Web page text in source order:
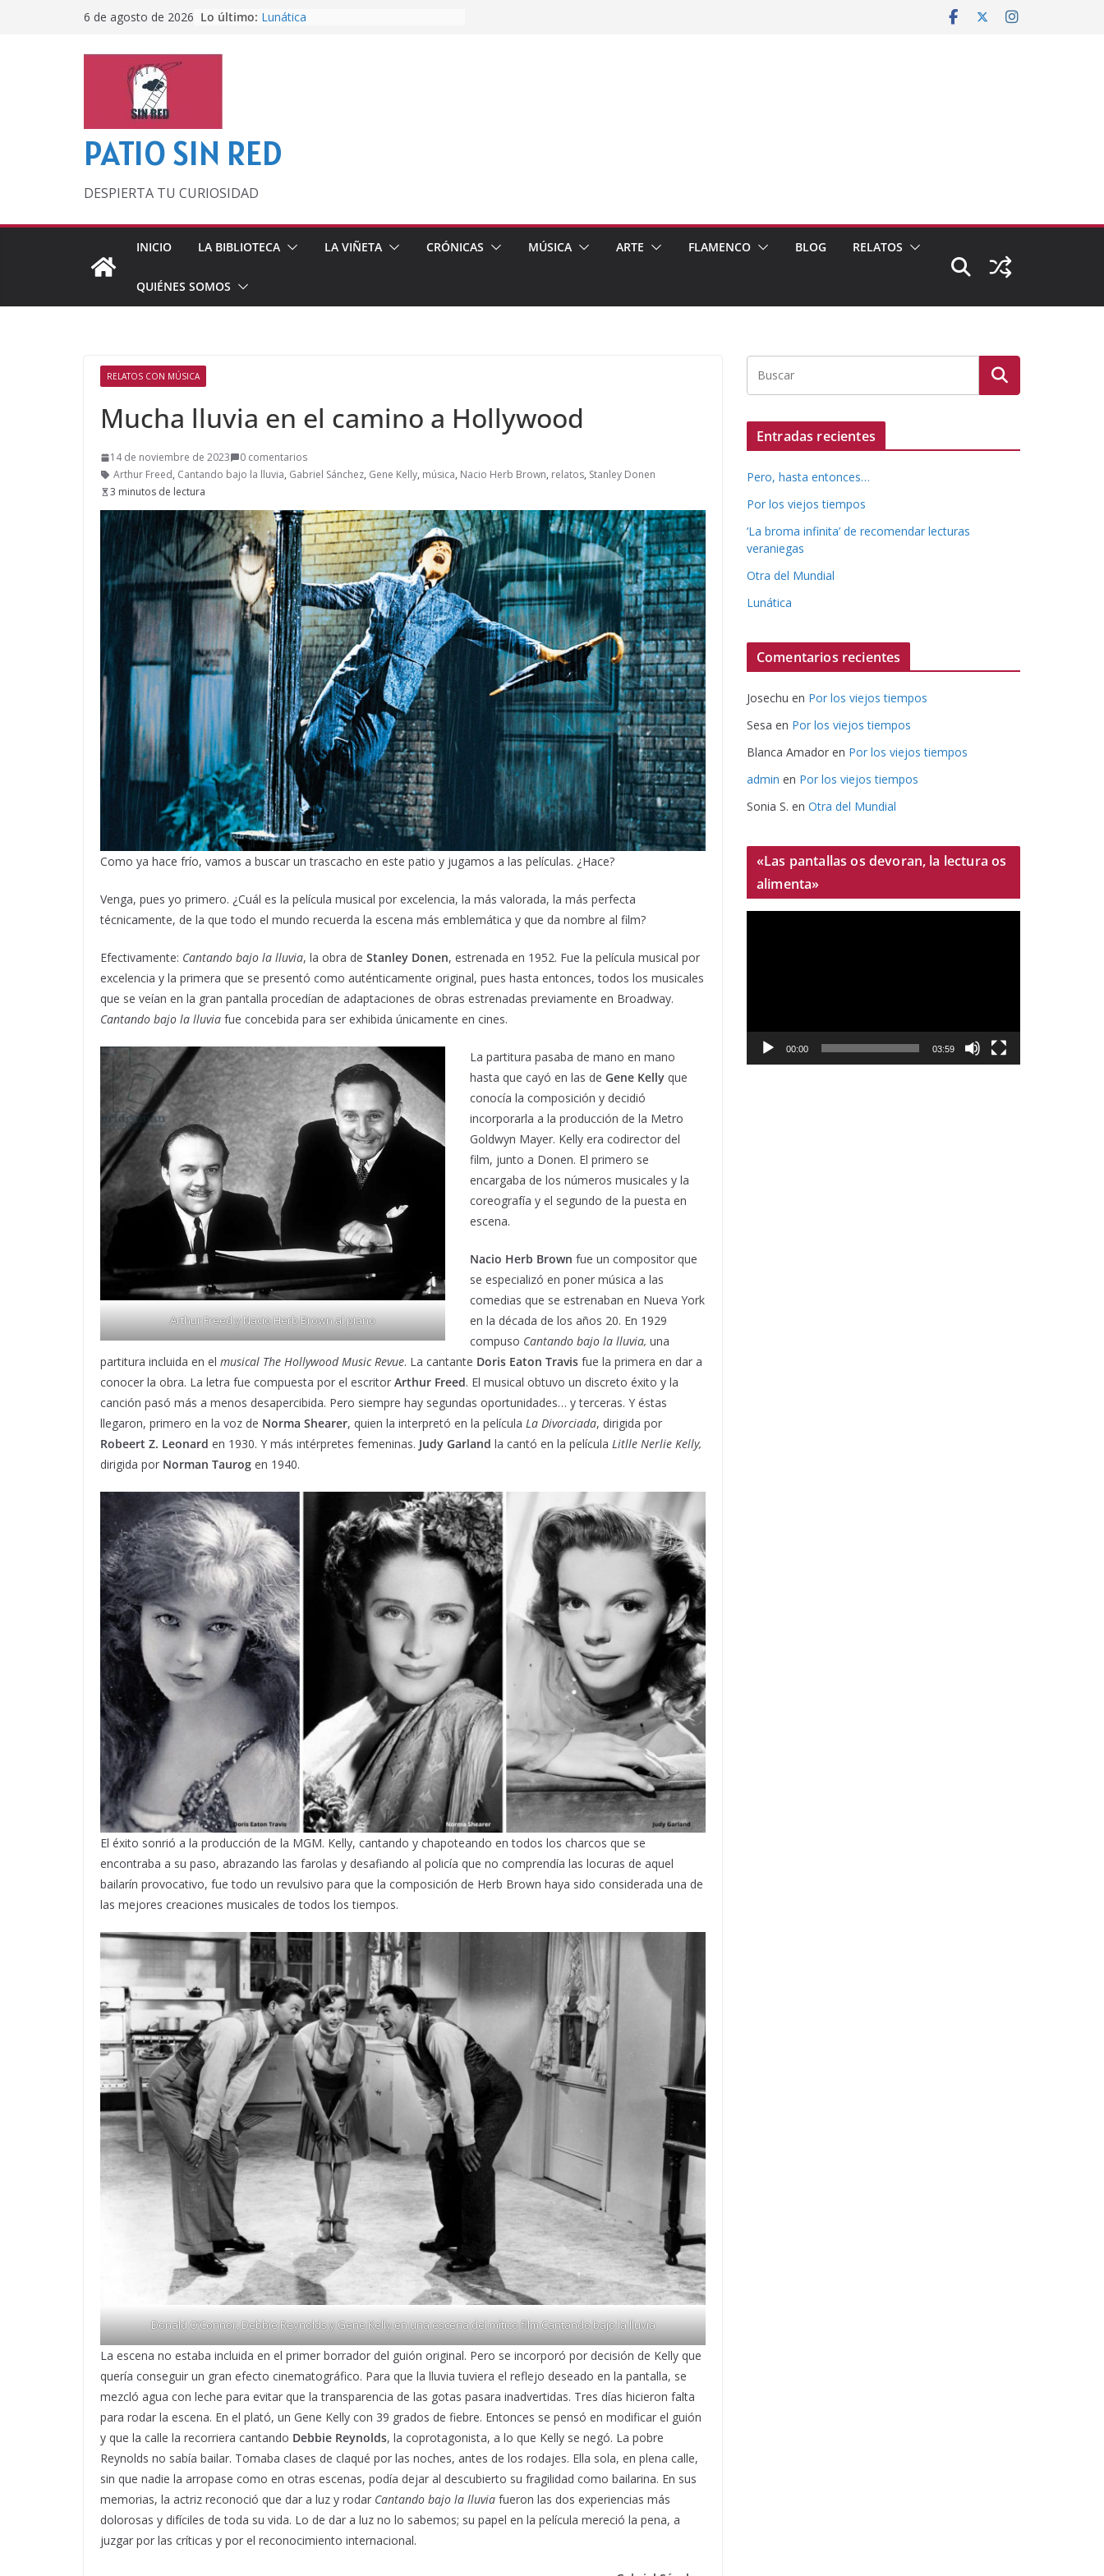
6 de agosto de 2026 Lo último: Lunática
PATIO SIN RED
DESPIERTA TU CURIOSIDAD
INICIO LA BIBLIOTECA LA VIÑETA CRÓNICAS MÚSICA ARTE FLAMENCO BLOG RELATOS
QUIÉNES SOMOS
RELATOS CON MÚSICA
Mucha lluvia en el camino a Hollywood
14 de noviembre de 2023
0 comentarios
Arthur Freed, Cantando bajo la lluvia, Gabriel Sánchez, Gene Kelly, música, Nacio Herb Brown, relatos, Stanley Donen
3 minutos de lectura
Como ya hace frío, vamos a buscar un trascacho en este patio y jugamos a las películas. ¿Hace?
Venga, pues yo primero. ¿Cuál es la película musical por excelencia, la más valorada, la más perfecta
técnicamente, de la que todo el mundo recuerda la escena más emblemática y que da nombre al film?
Efectivamente: Cantando bajo la lluvia, la obra de Stanley Donen, estrenada en 1952. Fue la película musical por
excelencia y la primera que se presentó como auténticamente original, pues hasta entonces, todos los musicales
que se veían en la gran pantalla procedían de adaptaciones de obras estrenadas previamente en Broadway.
Cantando bajo la lluvia fue concebida para ser exhibida únicamente en cines.
Arthur Freed y Nacio Herb Brown al piano
La partitura pasaba de mano en mano
hasta que cayó en las de Gene Kelly que
conocía la composición y decidió
incorporarla a la producción de la Metro
Goldwyn Mayer. Kelly era codirector del
film, junto a Donen. El primero se
encargaba de los números musicales y la
coreografía y el segundo de la puesta en
escena.
Nacio Herb Brown fue un compositor que
se especializó en poner música a las
comedias que se estrenaban en Nueva York
en la década de los años 20. En 1929
compuso Cantando bajo la lluvia, una
partitura incluida en el musical The Hollywood Music Revue. La cantante Doris Eaton Travis fue la primera en dar a
conocer la obra. La letra fue compuesta por el escritor Arthur Freed. El musical obtuvo un discreto éxito y la
canción pasó más a menos desapercibida. Pero siempre hay segundas oportunidades… y terceras. Y éstas
llegaron, primero en la voz de Norma Shearer, quien la interpretó en la película La Divorciada, dirigida por
Robeert Z. Leonard en 1930. Y más intérpretes femeninas. Judy Garland la cantó en la película Litlle Nerlie Kelly,
dirigida por Norman Taurog en 1940.
El éxito sonrió a la producción de la MGM. Kelly, cantando y chapoteando en todos los charcos que se
encontraba a su paso, abrazando las farolas y desafiando al policía que no comprendía las locuras de aquel
bailarín provocativo, fue todo un revulsivo para que la composición de Herb Brown haya sido considerada una de
las mejores creaciones musicales de todos los tiempos.
Donald O’Connor, Debbie Reynolds y Gene Kelly en una escena del mítico film Cantando bajo la lluvia
La escena no estaba incluida en el primer borrador del guión original. Pero se incorporó por decisión de Kelly que
quería conseguir un gran efecto cinematográfico. Para que la lluvia tuviera el reflejo deseado en la pantalla, se
mezcló agua con leche para evitar que la transparencia de las gotas pasara inadvertidas. Tres días hicieron falta
para rodar la escena. En el plató, un Gene Kelly con 39 grados de fiebre. Entonces se pensó en modificar el guión
y que la calle la recorriera cantando Debbie Reynolds, la coprotagonista, a lo que Kelly se negó. La pobre
Reynolds no sabía bailar. Tomaba clases de claqué por las noches, antes de los rodajes. Ella sola, en plena calle,
sin que nadie la arropase como en otras escenas, podía dejar al descubierto su fragilidad como bailarina. En sus
memorias, la actriz reconoció que dar a luz y rodar Cantando bajo la lluvia fueron las dos experiencias más
dolorosas y difíciles de toda su vida. Lo de dar a luz no lo sabemos; su papel en la película mereció la pena, a
juzgar por las críticas y por el reconocimiento internacional.
Entradas recientes
Pero, hasta entonces…
Por los viejos tiempos
‘La broma infinita’ de recomendar lecturas
veraniegas
Otra del Mundial
Lunática
Comentarios recientes
Josechu en Por los viejos tiempos
Sesa en Por los viejos tiempos
Blanca Amador en Por los viejos tiempos
admin en Por los viejos tiempos
Sonia S. en Otra del Mundial
«Las pantallas os devoran, la lectura os
alimenta»
c
00:00 03:59